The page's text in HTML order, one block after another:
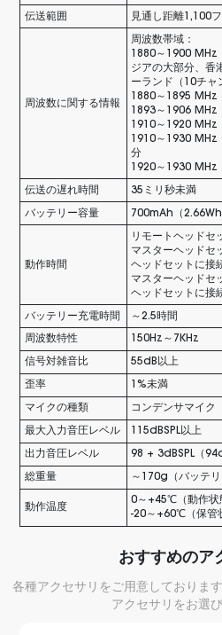
伝送範囲 見通し距離1,100
周波数に関する情報
周波数帯域：
1880～1900 MHz
ジアの大部分、香
ーランド（10チャ
1880～1895 MHz
1893～1906 MHz
1910～1920 MHz
1910～1930 MHz
分
1920～1930 MHz
伝送の遅れ時間 35ミリ秒未満
バッテリー容量 700mAh（
動作時間
リモートヘッドセ
マスターヘッドセ
ヘッドセットに接
マスターヘッドセ
ヘッドセットに接
バッテリー充電時間 ～2.5時間
周波数特性 150Hz～7KHz
信号対雑音比 55dB以上
歪率 1%未満
マイクの種類 コンデンサマイク
最大入力音圧レベル 115dBSPL以上
出力音圧レベル 98 + 3dBSPL（
総重量 ～170g（バッテリ
動作温度
0～+45℃（動作状
-20～+60℃（保管
おすすめのア
各種アクセサリをご用意しておりま
アクセサリをお選